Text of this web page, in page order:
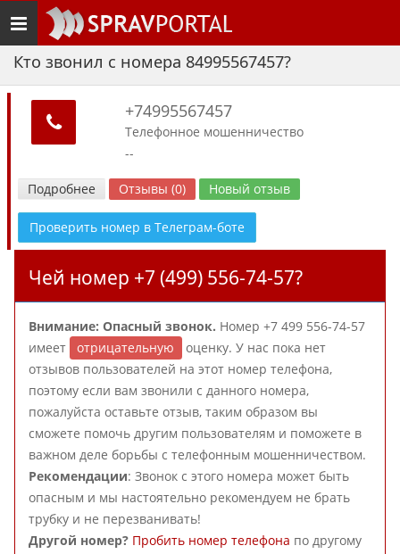
Toggle
navigation
Кто звонил с номера 84995567457?
+74995567457
Телефонное мошенничество
--
Подробнее Отзывы (0) Новый отзыв
Проверить номер в Телеграм-боте
Чей номер +7 (499) 556-74-57?
Внимание: Опасный звонок. Номер +7 499 556-74-57
имеет
отрицательную
оценку. У нас пока нет
отзывов пользователей на этот номер телефона,
поэтому если вам звонили с данного номера,
пожалуйста оставьте отзыв, таким образом вы
сможете помочь другим пользователям и поможете в
важном деле борьбы с телефонным мошенничеством.
Рекомендации: Звонок с этого номера может быть
опасным и мы настоятельно рекомендуем не брать
трубку и не перезванивать!
Другой номер? Пробить номер телефона по другому